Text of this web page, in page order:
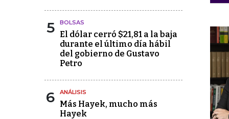
5 BOLSAS
El dólar cerró $21,81 a la baja
durante el último día hábil
del gobierno de Gustavo
Petro
6 ANÁLISIS
Más Hayek, mucho más
Hayek